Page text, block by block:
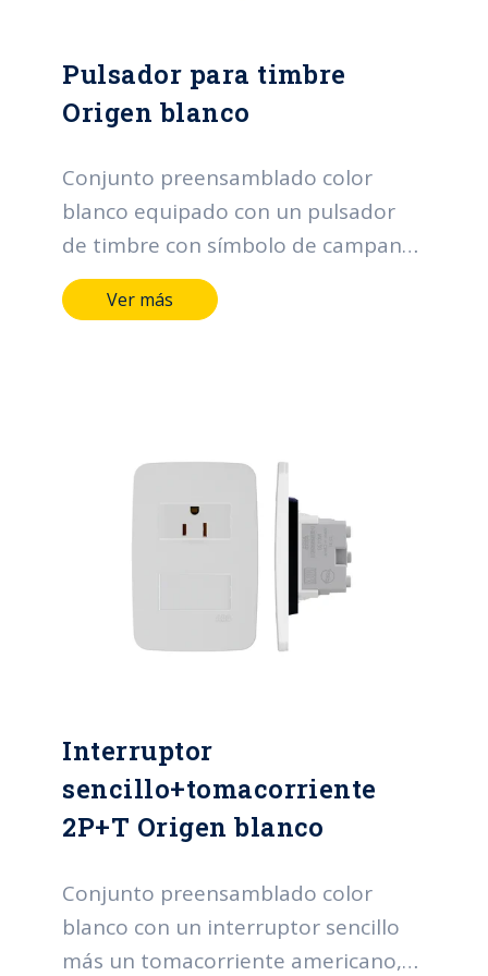
Pulsador para timbre
Origen blanco
Conjunto preensamblado color
blanco equipado con un pulsador
de timbre con símbolo de campana.
110 - 250 Vac 6A
Ver más
Interruptor
sencillo+tomacorriente
2P+T Origen blanco
Conjunto preensamblado color
blanco con un interruptor sencillo
más un tomacorriente americano,